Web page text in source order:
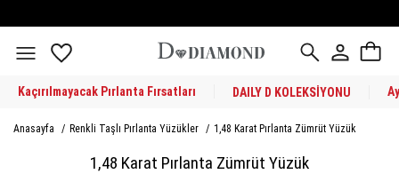
Kaçırılmayacak Pırlanta Fırsatları DAILY D KOLEKSİYONU
Anasayfa / Renkli Taşlı Pırlanta Yüzükler / 1,48 Karat Pırlanta Zümrüt Yüzük
1,48 Karat Pırlanta Zümrüt Yüzük